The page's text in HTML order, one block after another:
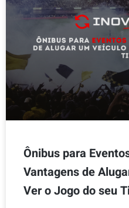
Ônibus para
Vantagens de
Ver o Jogo do seu